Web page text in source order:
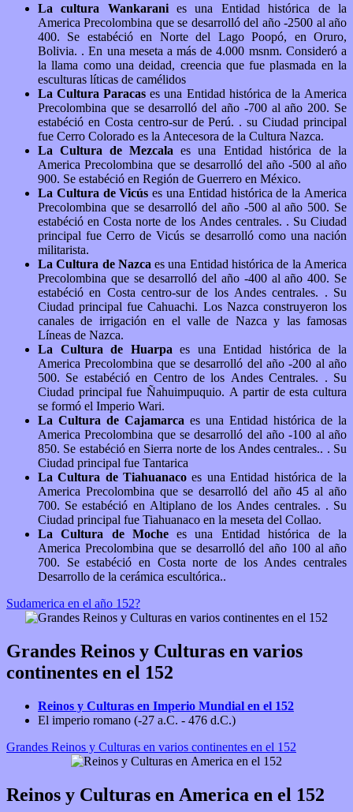
La cultura Wankarani es una Entidad histórica de la
America Precolombina que se desarrolló del año -2500 al año
400. Se estabéció en Norte del Lago Poopó, en Oruro,
Bolivia. . En una meseta a más de 4.000 msnm. Consideró a
la llama como una deidad, creencia que fue plasmada en la
esculturas líticas de camélidos
La Cultura Paracas es una Entidad histórica de la America
Precolombina que se desarrolló del año -700 al año 200. Se
estabéció en Costa centro-sur de Perú. . su Ciudad principal
fue Cerro Colorado es la Antecesora de la Cultura Nazca.
La Cultura de Mezcala es una Entidad histórica de la
America Precolombina que se desarrolló del año -500 al año
900. Se estabéció en Región de Guerrero en México.
La Cultura de Vicús es una Entidad histórica de la America
Precolombina que se desarrolló del año -500 al año 500. Se
estabéció en Costa norte de los Andes centrales. . Su Ciudad
principal fue Cerro de Vicús se desarrolló como una nación
militarista.
La Cultura de Nazca es una Entidad histórica de la America
Precolombina que se desarrolló del año -400 al año 400. Se
estabéció en Costa centro-sur de los Andes centrales. . Su
Ciudad principal fue Cahuachi. Los Nazca construyeron los
canales de irrigación en el valle de Nazca y las famosas
Líneas de Nazca.
La Cultura de Huarpa es una Entidad histórica de la
America Precolombina que se desarrolló del año -200 al año
500. Se estabéció en Centro de los Andes Centrales. . Su
Ciudad principal fue Ñahuimpuquio. A partir de esta cultura
se formó el Imperio Wari.
La Cultura de Cajamarca es una Entidad histórica de la
America Precolombina que se desarrolló del año -100 al año
850. Se estabéció en Sierra norte de los Andes centrales.. . Su
Ciudad principal fue Tantarica
La Cultura de Tiahuanaco es una Entidad histórica de la
America Precolombina que se desarrolló del año 45 al año
700. Se estabéció en Altiplano de los Andes centrales. . Su
Ciudad principal fue Tiahuanaco en la meseta del Collao.
La Cultura de Moche es una Entidad histórica de la
America Precolombina que se desarrolló del año 100 al año
700. Se estabéció en Costa norte de los Andes centrales
Desarrollo de la cerámica escultórica..
Sudamerica en el año 152?
Grandes Reinos y Culturas en varios
continentes en el 152
Reinos y Culturas en Imperio Mundial en el 152
El imperio romano (-27 a.C. - 476 d.C.)
Grandes Reinos y Culturas en varios continentes en el 152
Reinos y Culturas en America en el 152